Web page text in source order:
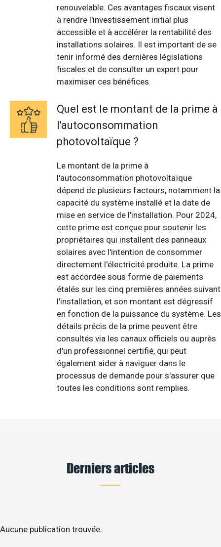
renouvelable. Ces avantages fiscaux visent
à rendre l'investissement initial plus
accessible et à accélérer la rentabilité des
installations solaires. Il est important de se
tenir informé des dernières législations
fiscales et de consulter un expert pour
maximiser ces bénéfices.
Quel est le montant de la prime à
l'autoconsommation
photovoltaïque ?
Le montant de la prime à
l'autoconsommation photovoltaïque
dépend de plusieurs facteurs, notamment la
capacité du système installé et la date de
mise en service de l'installation. Pour 2024,
cette prime est conçue pour soutenir les
propriétaires qui installent des panneaux
solaires avec l'intention de consommer
directement l'électricité produite. La prime
est accordée sous forme de paiements
étalés sur les cinq premières années suivant
l'installation, et son montant est dégressif
en fonction de la puissance du système. Les
détails précis de la prime peuvent être
consultés via les canaux officiels ou auprès
d'un professionnel certifié, qui peut
également aider à naviguer dans le
processus de demande pour s'assurer que
toutes les conditions sont remplies.
Derniers articles
Aucune publication trouvée.